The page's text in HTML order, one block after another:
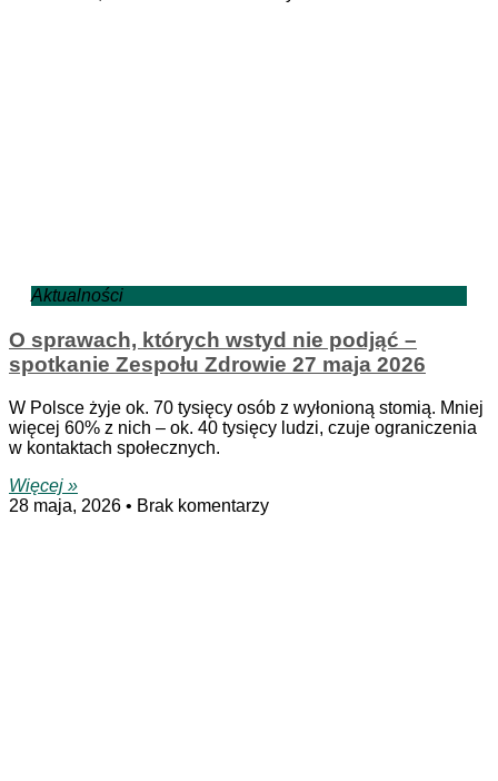
Aktualności
O sprawach, których wstyd nie podjąć –
spotkanie Zespołu Zdrowie 27 maja 2026
W Polsce żyje ok. 70 tysięcy osób z wyłonioną stomią. Mniej
więcej 60% z nich – ok. 40 tysięcy ludzi, czuje ograniczenia
w kontaktach społecznych.
Więcej »
28 maja, 2026
Brak komentarzy